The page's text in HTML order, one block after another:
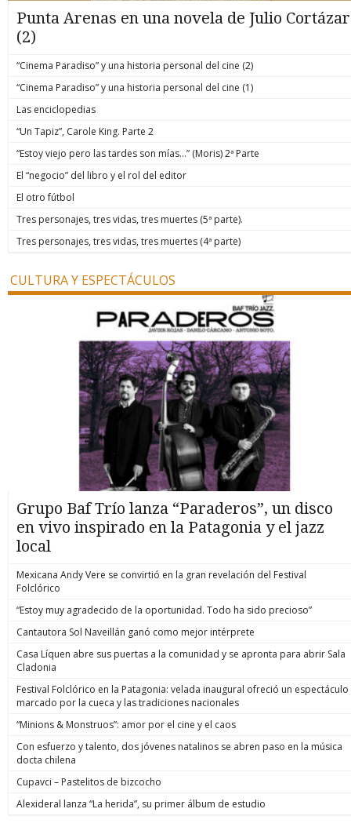
Punta Arenas en una novela de Julio Cortázar
(2)
“Cinema Paradiso” y una historia personal del cine (2)
“Cinema Paradiso” y una historia personal del cine (1)
Las enciclopedias
“Un Tapiz”, Carole King. Parte 2
“Estoy viejo pero las tardes son mías…” (Moris) 2ª Parte
El “negocio” del libro y el rol del editor
El otro fútbol
Tres personajes, tres vidas, tres muertes (5ª parte).
Tres personajes, tres vidas, tres muertes (4ª parte)
CULTURA Y ESPECTÁCULOS
Grupo Baf Trío lanza “Paraderos”, un disco
en vivo inspirado en la Patagonia y el jazz
local
Mexicana Andy Vere se convirtió en la gran revelación del Festival
Folclórico
“Estoy muy agradecido de la oportunidad. Todo ha sido precioso”
Cantautora Sol Naveillán ganó como mejor intérprete
Casa Líquen abre sus puertas a la comunidad y se apronta para abrir Sala
Cladonia
Festival Folclórico en la Patagonia: velada inaugural ofreció un espectáculo
marcado por la cueca y las tradiciones nacionales
“Minions & Monstruos”: amor por el cine y el caos
Con esfuerzo y talento, dos jóvenes natalinos se abren paso en la música
docta chilena
Cupavci – Pastelitos de bizcocho
Alexideral lanza “La herida”, su primer álbum de estudio